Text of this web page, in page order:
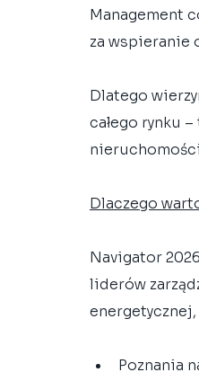
Management
za wspieranie
Dlatego
całego rynku
Dlaczego
Navigator
liderów
Poznania